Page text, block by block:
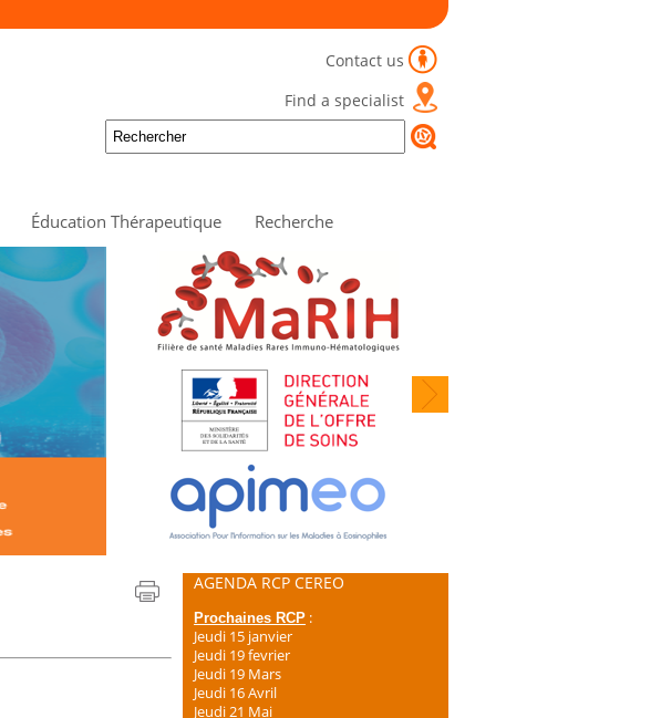
Contact us
Find a specialist
Éducation Thérapeutique Recherche
AGENDA RCP CEREO
Prochaines RCP :
Jeudi 15 janvier
Jeudi 19 fevrier
Jeudi 19 Mars
Jeudi 16 Avril
Jeudi 21 Mai